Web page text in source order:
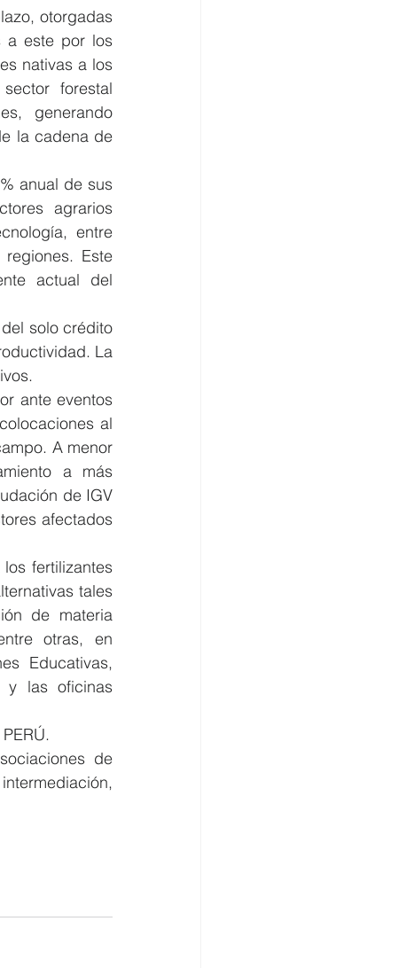
otorgadas
a este por los
nativas a los
forestal
generando
la cadena de
anual de sus
agrarios
entre
Este
actual del
del solo crédito
La
ante eventos
al
A menor
a más
de IGV
afectados
los fertilizantes
tales
de materia
otras, en
Educativas,
y las oficinas
de